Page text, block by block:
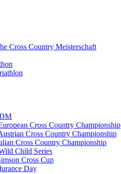
Cross Country Meisterschaft
Cross Country Championship
Cross Country Championship
Cross Country Championship
Child Series
Cross Cup
Day